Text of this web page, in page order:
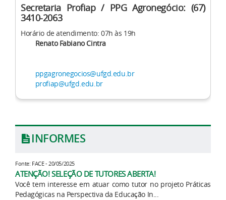
Secretaria Profiap / PPG Agronegócio: (67)
3410-2063
Horário de atendimento: 07h às 19h
Renato Fabiano Cintra
ppgagronegocios@ufgd.edu.br
profiap@ufgd.edu.br
INFORMES
Fonte: FACE - 20/05/2025
ATENÇÃO! SELEÇÃO DE TUTORES ABERTA!
Você tem interesse em atuar como tutor no projeto Práticas
Pedagógicas na Perspectiva da Educação In...